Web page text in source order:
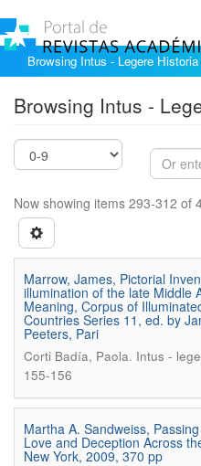
Browsing Intus - Legere
Browsing Intus -
Now showing items 293-312 of
Marrow, James, Pictorial
illumination of the late Middle
Meaning, Corpus of
Countries Series 11, ed. by
Peeters, Pari
Corti Badía, Paola. Intus -
155-156
Martha A. Sandweiss,
Love and Deception Across
New York, 2009, 370 pp